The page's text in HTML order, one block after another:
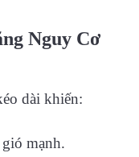
Nguy Cơ
dài khiến:
mạnh.